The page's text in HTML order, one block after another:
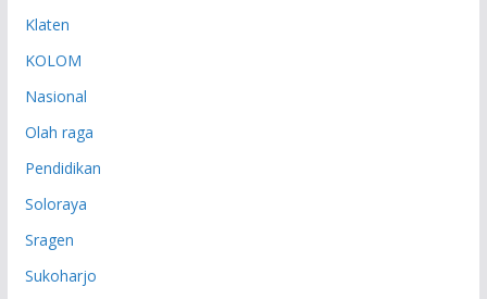
Klaten
KOLOM
Nasional
Olah raga
Pendidikan
Soloraya
Sragen
Sukoharjo